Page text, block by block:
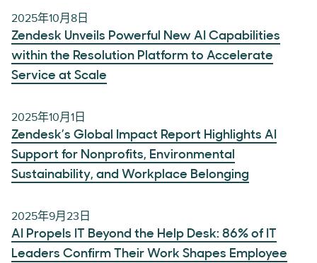
2025年10月8日
Zendesk Unveils Powerful New AI Capabilities
within the Resolution Platform to Accelerate
Service at Scale
2025年10月1日
Zendesk’s Global Impact Report Highlights AI
Support for Nonprofits, Environmental
Sustainability, and Workplace Belonging
2025年9月23日
AI Propels IT Beyond the Help Desk: 86% of IT
Leaders Confirm Their Work Shapes Employee